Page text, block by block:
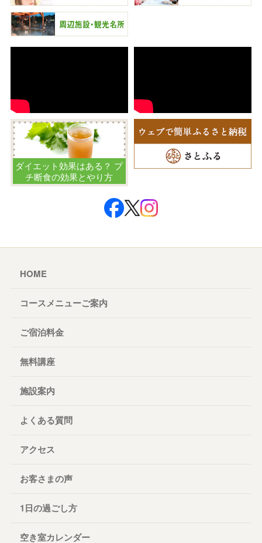
ダイエット効果はある？ プ
チ断食の効果とやり方
HOME
コースメニューご案内
ご宿泊料金
無料講座
施設案内
よくある質問
アクセス
お客さまの声
1日の過ごし方
空き室カレンダー